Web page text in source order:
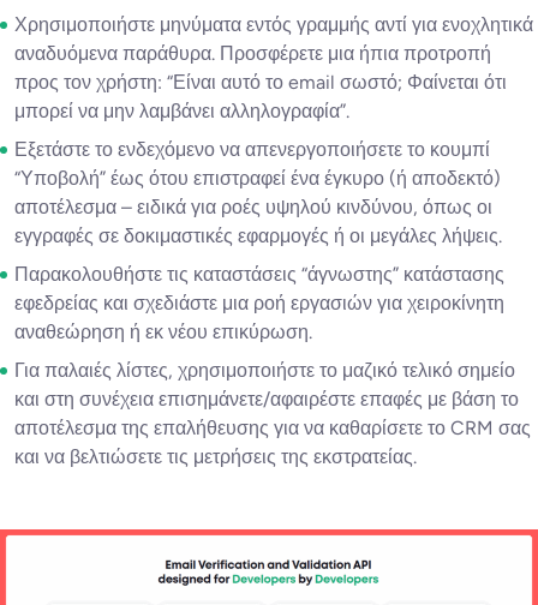
Χρησιμοποιήστε μηνύματα εντός γραμμής αντί για ενοχλητικά
αναδυόμενα παράθυρα. Προσφέρετε μια ήπια προτροπή
προς τον χρήστη: “Είναι αυτό το email σωστό; Φαίνεται ότι
μπορεί να μην λαμβάνει αλληλογραφία”.
Εξετάστε το ενδεχόμενο να απενεργοποιήσετε το κουμπί
“Υποβολή” έως ότου επιστραφεί ένα έγκυρο (ή αποδεκτό)
αποτέλεσμα – ειδικά για ροές υψηλού κινδύνου, όπως οι
εγγραφές σε δοκιμαστικές εφαρμογές ή οι μεγάλες λήψεις.
Παρακολουθήστε τις καταστάσεις “άγνωστης” κατάστασης
εφεδρείας και σχεδιάστε μια ροή εργασιών για χειροκίνητη
αναθεώρηση ή εκ νέου επικύρωση.
Για παλαιές λίστες, χρησιμοποιήστε το μαζικό τελικό σημείο
και στη συνέχεια επισημάνετε/αφαιρέστε επαφές με βάση το
αποτέλεσμα της επαλήθευσης για να καθαρίσετε το CRM σας
και να βελτιώσετε τις μετρήσεις της εκστρατείας.